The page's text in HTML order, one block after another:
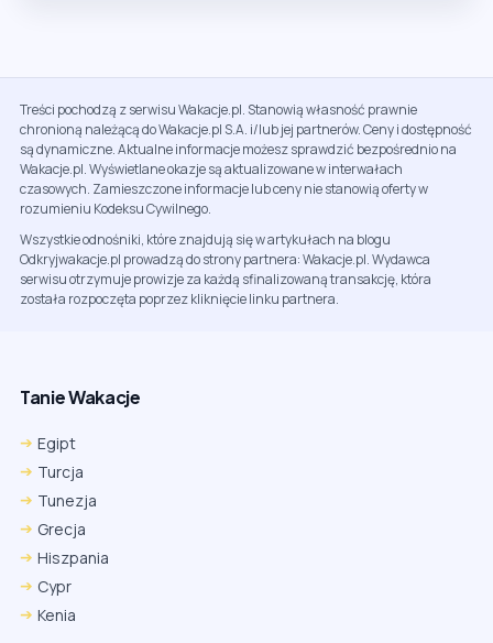
Treści pochodzą z serwisu Wakacje.pl. Stanowią własność prawnie
chronioną należącą do Wakacje.pl S.A. i/lub jej partnerów. Ceny i dostępność
są dynamiczne. Aktualne informacje możesz sprawdzić bezpośrednio na
Wakacje.pl. Wyświetlane okazje są aktualizowane w interwałach
czasowych. Zamieszczone informacje lub ceny nie stanowią oferty w
rozumieniu Kodeksu Cywilnego.
Wszystkie odnośniki, które znajdują się w artykułach na blogu
Odkryjwakacje.pl prowadzą do strony partnera: Wakacje.pl. Wydawca
serwisu otrzymuje prowizje za każdą sfinalizowaną transakcję, która
została rozpoczęta poprzez kliknięcie linku partnera.
Tanie Wakacje
Egipt
Turcja
Tunezja
Grecja
Hiszpania
Cypr
Kenia